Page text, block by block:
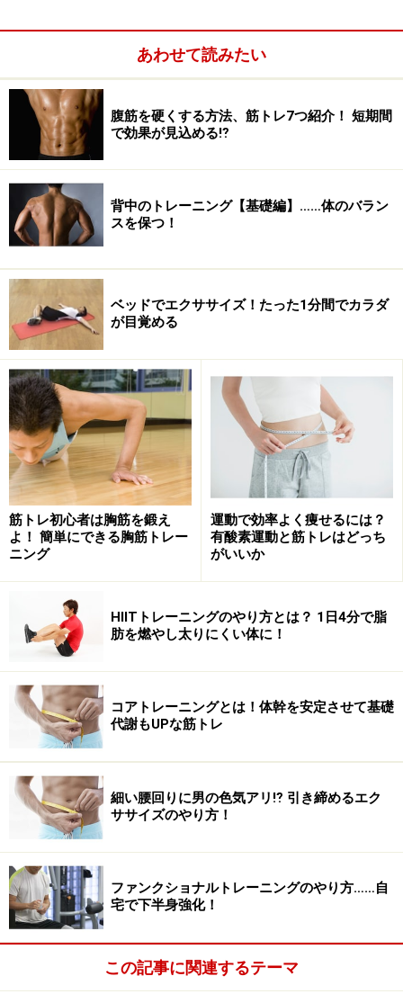
あわせて読みたい
腹筋を硬くする方法、筋トレ7つ紹介！ 短期間
で効果が見込める⁉
背中のトレーニング【基礎編】……体のバラン
スを保つ！
ベッドでエクササイズ！たった1分間でカラダ
が目覚める
筋トレ初心者は胸筋を鍛え
よ！ 簡単にできる胸筋トレー
ニング
運動で効率よく痩せるには？
有酸素運動と筋トレはどっち
がいいか
HIITトレーニングのやり方とは？ 1日4分で脂
肪を燃やし太りにくい体に！
コアトレーニングとは！体幹を安定させて基礎
代謝もUPな筋トレ
細い腰回りに男の色気アリ⁉ 引き締めるエク
ササイズのやり方！
ファンクショナルトレーニングのやり方……自
宅で下半身強化！
この記事に関連するテーマ